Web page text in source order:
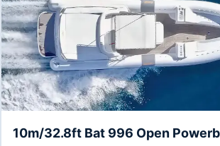
10m/32.8ft Bat 996 Open